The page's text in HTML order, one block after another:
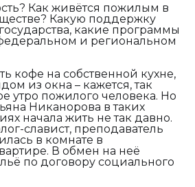
Как живётся пожилым в
Какую поддержку
какие программы
и региональном
кофе на собственной кухне,
из окна – кажется, так
утро пожилого человека. Но
Никанорова в таких
начала жить не так давно.
славист, преподаватель
в комнате в
В обмен на неё
по договору социального